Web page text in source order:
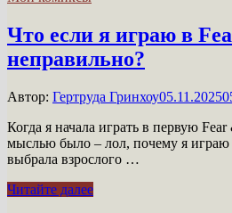
Что если я играю в
неправильно?
Автор: Гертруда Гринхоу05.11.2025
Когда я начала играть в первую
мыслью было – лол, почему я играю
выбрала взрослого …
Что
Читайте далее